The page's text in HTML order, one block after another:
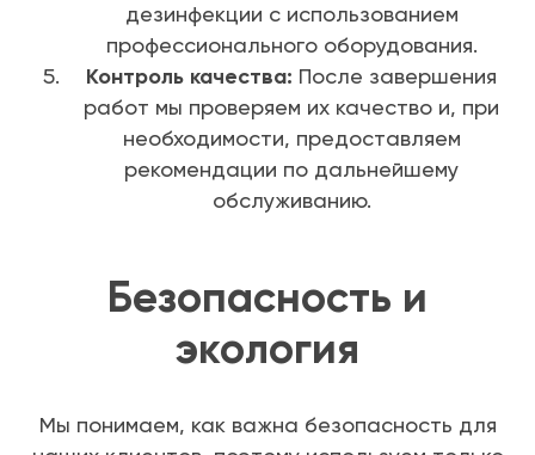
дезинфекции с использованием
профессионального оборудования.
Контроль качества: После завершения
работ мы проверяем их качество и, при
необходимости, предоставляем
рекомендации по дальнейшему
обслуживанию.
Безопасность и
экология
Мы понимаем, как важна безопасность для